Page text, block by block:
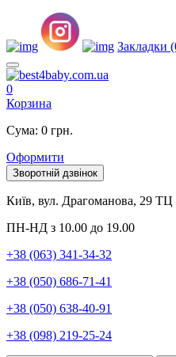
Закладки
0
Корзина
Сума: 0 грн.
Оформити
Зворотній дзвінок
Київ, вул. Драгоманова, 29
ПН-НД з 10.00 до 19.00
+38 (063) 341-34-32
+38 (050) 686-71-41
+38 (050) 638-40-91
+38 (098) 219-25-24